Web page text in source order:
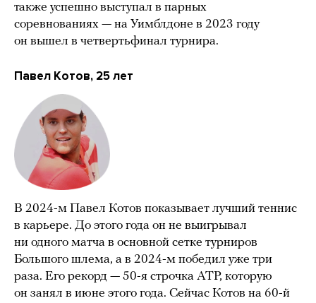
также успешно выступал в парных
соревнованиях — на Уимблдоне в 2023 году
он вышел в четвертьфинал турнира.
Павел Котов, 25 лет
В 2024-м Павел Котов показывает лучший теннис
в карьере. До этого года он не выигрывал
ни одного матча в основной сетке турниров
Большого шлема, а в 2024-м победил уже три
раза. Его рекорд — 50-я строчка ATP, которую
он занял в июне этого года. Сейчас Котов на 60-й